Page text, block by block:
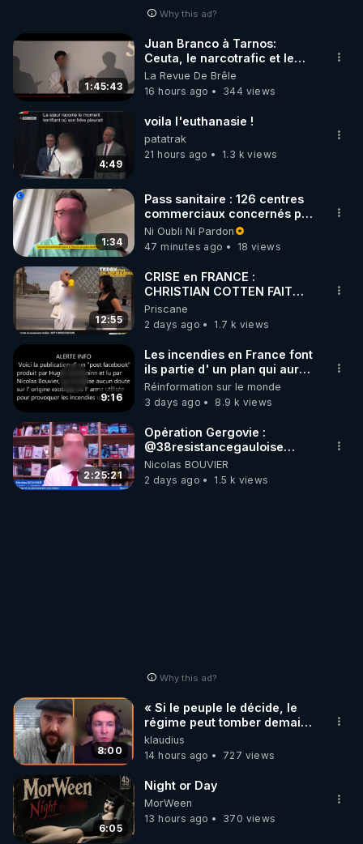
Why this ad?
1:45:43
Juan Branco à Tarnos:
Ceuta, le narcotrafic et le
pouvoir en France
La Revue De Brêle
16 hours ago
344 views
4:49
voila l'euthanasie !
patatrak
21 hours ago
1.3 k views
1:34
Pass sanitaire : 126 centres
commerciaux concernés par
l'obligation dans toute la
France
Ni Oubli Ni Pardon
47 minutes ago
18 views
12:55
CRISE en FRANCE :
CHRISTIAN COTTEN FAIT
une étrange découverte
Priscane
2 days ago
1.7 k views
9:16
Les incendies en France font
ils partie d' un plan qui aurait
débuté le 11 septembre 2001
?
Réinformation sur le monde
3 days ago
8.9 k views
2:25:21
Opération Gergovie :
‪@38resistancegauloise‬
‪@MarionSigautOfficiel‬
‪@gladysriifard5710‬ Laëtitia
Nicolas BOUVIER
2 days ago
1.5 k views
Why this ad?
8:00
« Si le peuple le décide, le
régime peut tomber demain !
»
klaudius
14 hours ago
727 views
6:05
Night or Day
MorWeen
13 hours ago
370 views